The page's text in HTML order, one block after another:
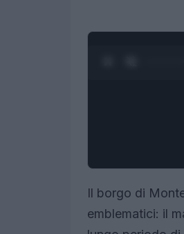
Il borgo di
emblematici: il